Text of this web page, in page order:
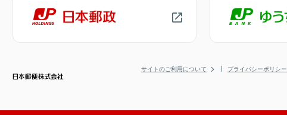
サイトのご利用について プライバシーポリシー